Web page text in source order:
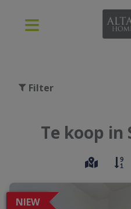
Filter
Te koop in
NIEW